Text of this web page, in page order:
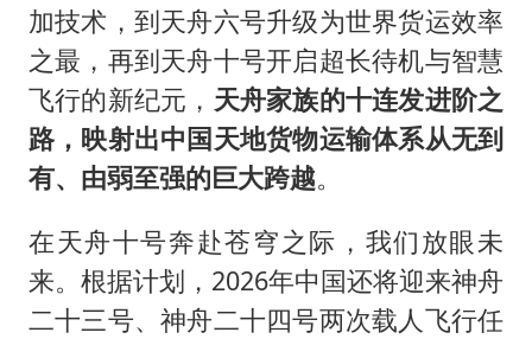
加技术，到天舟六号升级为世界货运效率
之最，再到天舟十号开启超长待机与智慧
飞行的新纪元， 天舟家族的十连发进阶之
路，映射出中国天地货物运输体系从无到
有、由弱至强的巨大跨越。
在天舟十号奔赴苍穹之际，我们放眼未
来。根据计划，2026年中国还将迎来神舟
二十三号、神舟二十四号两次载人飞行任